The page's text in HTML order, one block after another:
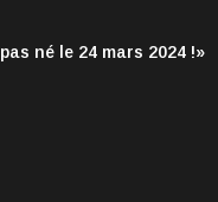
né le 24 mars 2024 !»